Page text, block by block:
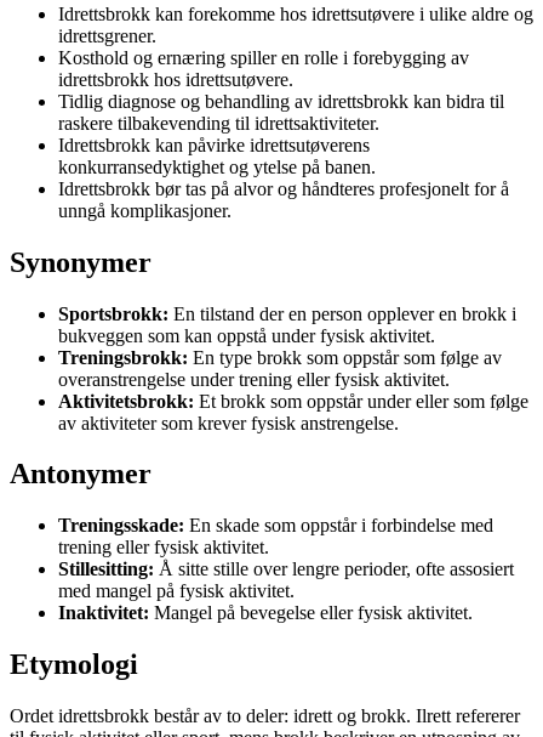
Idrettsbrokk kan forekomme hos idrettsutøvere i ulike aldre og
idrettsgrener.
Kosthold og ernæring spiller en rolle i forebygging av
idrettsbrokk hos idrettsutøvere.
Tidlig diagnose og behandling av idrettsbrokk kan bidra til
raskere tilbakevending til idrettsaktiviteter.
Idrettsbrokk kan påvirke idrettsutøverens
konkurransedyktighet og ytelse på banen.
Idrettsbrokk bør tas på alvor og håndteres profesjonelt for å
unngå komplikasjoner.
Synonymer
Sportsbrokk: En tilstand der en person opplever en brokk i
bukveggen som kan oppstå under fysisk aktivitet.
Treningsbrokk: En type brokk som oppstår som følge av
overanstrengelse under trening eller fysisk aktivitet.
Aktivitetsbrokk: Et brokk som oppstår under eller som følge
av aktiviteter som krever fysisk anstrengelse.
Antonymer
Treningsskade: En skade som oppstår i forbindelse med
trening eller fysisk aktivitet.
Stillesitting: Å sitte stille over lengre perioder, ofte assosiert
med mangel på fysisk aktivitet.
Inaktivitet: Mangel på bevegelse eller fysisk aktivitet.
Etymologi
Ordet idrettsbrokk består av to deler: idrett og brokk. Ilrett refererer